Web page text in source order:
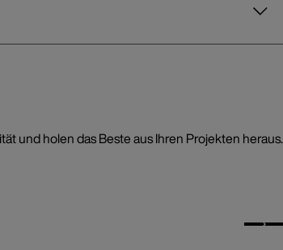
und holen das Beste aus Ihren Projekten heraus.